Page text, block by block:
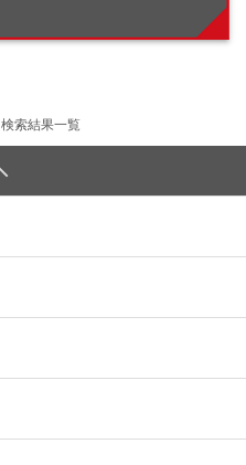
検索結果一覧